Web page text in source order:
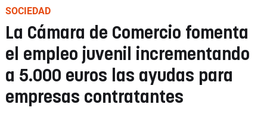
SOCIEDAD
La Cámara de Comercio fomenta
el empleo juvenil incrementando
a 5.000 euros las ayudas para
empresas contratantes